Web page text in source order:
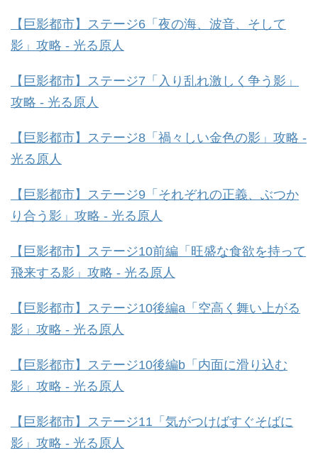
【巨影都市】ステージ6「夜の海、波音、そして
影」攻略 - 光る原人
【巨影都市】ステージ7「入り乱れ激しく争う影」
攻略 - 光る原人
【巨影都市】ステージ8「禍々しい金色の影」攻略 -
光る原人
【巨影都市】ステージ9「それぞれの正義、ぶつか
り合う影」攻略 - 光る原人
【巨影都市】ステージ10前編「旺盛な食欲を持って
飛来する影」攻略 - 光る原人
【巨影都市】ステージ10後編a「空高く舞い上がる
影」攻略 - 光る原人
【巨影都市】ステージ10後編b「内面に滑り込む
影」攻略 - 光る原人
【巨影都市】ステージ11「気がつけばすぐそばに
影」攻略 - 光る原人